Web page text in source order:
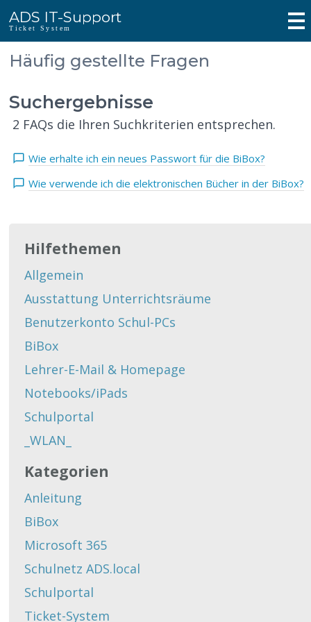
ADS IT-Support
Ticket System
Häufig gestellte Fragen
Suchergebnisse
2 FAQs die Ihren Suchkriterien entsprechen.
Wie erhalte ich ein neues Passwort für die BiBox?
Wie verwende ich die elektronischen Bücher in der BiBox?
Hilfethemen
Allgemein
Ausstattung Unterrichtsräume
Benutzerkonto Schul-PCs
BiBox
Lehrer-E-Mail & Homepage
Notebooks/iPads
Schulportal
_WLAN_
Kategorien
Anleitung
BiBox
Microsoft 365
Schulnetz ADS.local
Schulportal
Ticket-System